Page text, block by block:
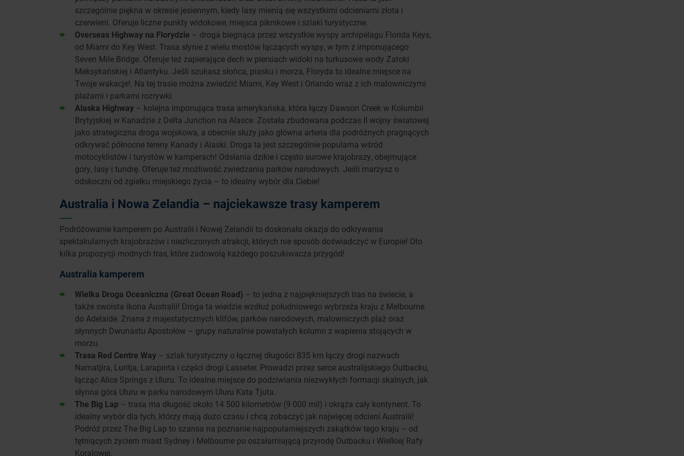
szczególnie piękna w okresie jesiennym, kiedy lasy mienią się wszystkimi odcieniami złota i
czerwieni. Oferuje liczne punkty widokowe, miejsca piknikowe i szlaki turystyczne.
Overseas Highway na Florydzie – droga biegnąca przez wszystkie wyspy archipelagu Florida Keys,
od Miami do Key West. Trasa słynie z wielu mostów łączących wyspy, w tym z imponującego
Seven Mile Bridge. Oferuje też zapierające dech w piersiach widoki na turkusowe wody Zatoki
Meksykańskiej i Atlantyku. Jeśli szukasz słońca, piasku i morza, Floryda to idealne miejsce na
Twoje wakacje!. Na tej trasie można zwiedzić Miami, Key West i Orlando wraz z ich malowniczymi
plażami i parkami rozrywki.
Alaska Highway – kolejna imponująca trasa amerykańska, która łączy Dawson Creek w Kolumbii
Brytyjskiej w Kanadzie z Delta Junction na Alasce. Została zbudowana podczas II wojny światowej
jako strategiczna droga wojskowa, a obecnie służy jako główna arteria dla podróżnych pragnących
odkrywać północne tereny Kanady i Alaski. Droga ta jest szczególnie popularna wśród
motocyklistów i turystów w kamperach! Odsłania dzikie i często surowe krajobrazy, obejmujące
góry, lasy i tundrę. Oferuje też możliwość zwiedzania parków narodowych. Jeśli marzysz o
odskoczni od zgiełku miejskiego życia – to idealny wybór dla Ciebie!
Australia i Nowa Zelandia – najciekawsze trasy kamperem
Podróżowanie kamperem po Australii i Nowej Zelandii to doskonała okazja do odkrywania
spektakularnych krajobrazów i niezliczonych atrakcji, których nie sposób doświadczyć w Europie! Oto
kilka propozycji modnych tras, które zadowolą każdego poszukiwacza przygód!
Australia kamperem
Wielka Droga Oceaniczna (Great Ocean Road) – to jedna z najpiękniejszych tras na świecie, a
także swoista ikona Australii! Droga ta wiedzie wzdłuż południowego wybrzeża kraju z Melbourne
do Adelaide. Znana z majestatycznych klifów, parków narodowych, malowniczych plaż oraz
słynnych Dwunastu Apostołów – grupy naturalnie powstałych kolumn z wapienia stojących w
morzu.
Trasa Red Centre Way – szlak turystyczny o łącznej długości 835 km łączy drogi nazwach
Namatjira, Luritja, Larapinta i części drogi Lasseter. Prowadzi przez serce australijskiego Outbacku,
łącząc Alice Springs z Uluru. To idealne miejsce do podziwiania niezwykłych formacji skalnych, jak
słynna góra Uluru w parku narodowym Uluru Kata Tjuta.
The Big Lap – trasa ma długość około 14 500 kilometrów (9 000 mil) i okrąża cały kontynent. To
idealny wybór dla tych, którzy mają dużo czasu i chcą zobaczyć jak najwięcej odcieni Australii!
Podróż przez The Big Lap to szansa na poznanie najpopularniejszych zakątków tego kraju – od
tętniących życiem miast Sydney i Melbourne po oszałamiającą przyrodę Outbacku i Wielkiej Rafy
Koralowej.